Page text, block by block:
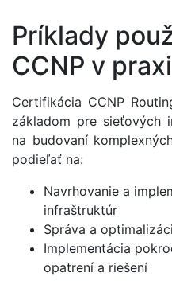
Príklady
CCNP v praxi
Certifikácia CCNP
základom pre sieťových
na budovaní
podieľať na:
Navrhovanie a
infraštruktúr
Správa a
Implementácia
opatrení a riešení